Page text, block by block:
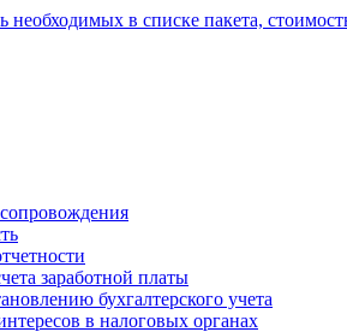
в списке пакета,
сопровождения
заработной платы
бухгалтерского учета
в налоговых органах